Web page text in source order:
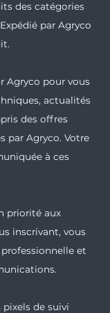
des catégories
par Agryco
Agryco pour vous
actualités
des offres
par Agryco. Votre
à ces
priorité aux
inscrivant, vous
et
de suivi